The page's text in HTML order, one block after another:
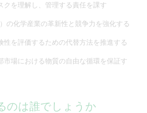
クを理解し、管理する責任を課す
の化学産業の革新性と競争力を強化する
性を評価するための代替方法を推進する
市場における物質の自由な循環を保証す
のは誰でしょうか